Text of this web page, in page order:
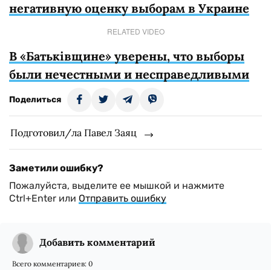
негативную оценку выборам в Украине
RELATED VIDEO
В «Батьківщине» уверены, что выборы
были нечестными и несправедливыми
Поделиться
Подготовил/ла Павел Заяц
Заметили ошибку?
Пожалуйста, выделите ее мышкой и нажмите
Ctrl+Enter или Отправить ошибку
Добавить комментарий
Всего комментариев: 0